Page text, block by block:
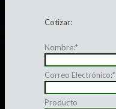
Cotizar:
Nombre:*
Correo Electrónico:*
Producto